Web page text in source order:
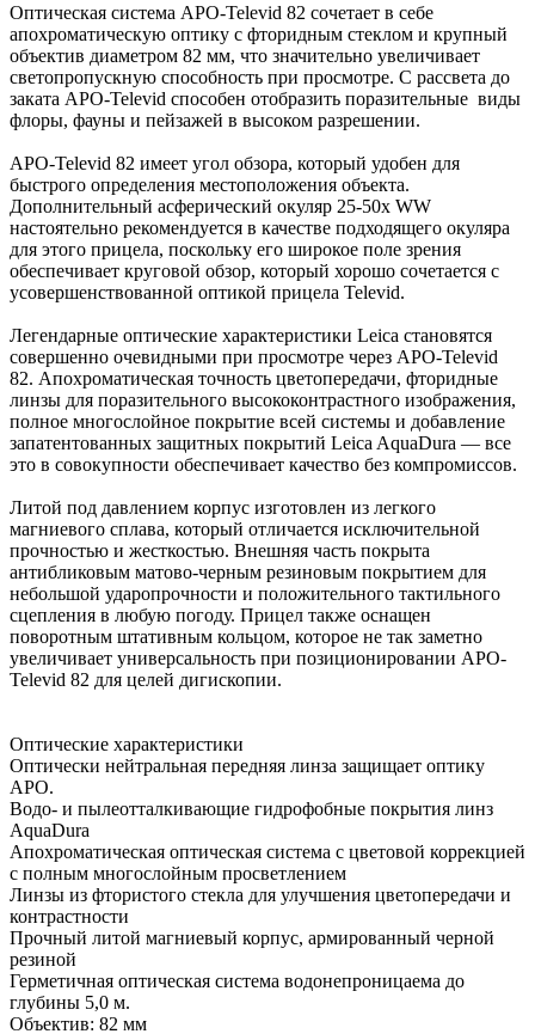
Оптическая система APO-Televid 82 сочетает в себе
апохроматическую оптику с фторидным стеклом и крупный
объектив диаметром 82 мм, что значительно увеличивает
светопропускную способность при просмотре. С рассвета до
заката APO-Televid способен отобразить поразительные виды
флоры, фауны и пейзажей в высоком разрешении.
APO-Televid 82 имеет угол обзора, который удобен для
быстрого определения местоположения объекта.
Дополнительный асферический окуляр 25-50x WW
настоятельно рекомендуется в качестве подходящего окуляра
для этого прицела, поскольку его широкое поле зрения
обеспечивает круговой обзор, который хорошо сочетается с
усовершенствованной оптикой прицела Televid.
Легендарные оптические характеристики Leica становятся
совершенно очевидными при просмотре через APO-Televid
82. Апохроматическая точность цветопередачи, фторидные
линзы для поразительного высококонтрастного изображения,
полное многослойное покрытие всей системы и добавление
запатентованных защитных покрытий Leica AquaDura — все
это в совокупности обеспечивает качество без компромиссов.
Литой под давлением корпус изготовлен из легкого
магниевого сплава, который отличается исключительной
прочностью и жесткостью. Внешняя часть покрыта
антибликовым матово-черным резиновым покрытием для
небольшой ударопрочности и положительного тактильного
сцепления в любую погоду. Прицел также оснащен
поворотным штативным кольцом, которое не так заметно
увеличивает универсальность при позиционировании APO-
Televid 82 для целей дигископии.
Оптические характеристики
Оптически нейтральная передняя линза защищает оптику
APO.
Водо- и пылеотталкивающие гидрофобные покрытия линз
AquaDura
Апохроматическая оптическая система с цветовой коррекцией
с полным многослойным просветлением
Линзы из фтористого стекла для улучшения цветопередачи и
контрастности
Прочный литой магниевый корпус, армированный черной
резиной
Герметичная оптическая система водонепроницаема до
глубины 5,0 м.
Объектив: 82 мм